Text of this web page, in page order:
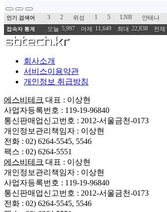
인기 검색어 3 2 위성 1 5 LNB 안테나
접속자 통계 오늘 5,997 어제 11,649 최대 22,838 전체
회사소개
서비스이용약관
개인정보 취급방침
에스비테크 대표 : 이상현
사업자등록번호 : 119-19-96840
통신판매업신고번호 : 2012-서울금천-0173
개인정보관리책임자 : 이상현
전화 : 02) 6264-5545, 5546
팩스 : 02) 6264-5551
에스비테크 대표 : 이상현
개인정보관리책임자 : 이상현
사업자등록번호 : 119-19-96840
통신판매업신고번호 : 2012-서울금천-0173
전화 : 02) 6264-5545, 5546